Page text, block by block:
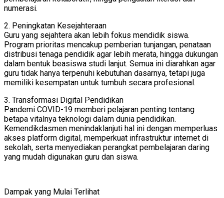
numerasi.
2. Peningkatan Kesejahteraan
Guru yang sejahtera akan lebih fokus mendidik siswa.
Program prioritas mencakup pemberian tunjangan, penataan
distribusi tenaga pendidik agar lebih merata, hingga dukungan
dalam bentuk beasiswa studi lanjut. Semua ini diarahkan agar
guru tidak hanya terpenuhi kebutuhan dasarnya, tetapi juga
memiliki kesempatan untuk tumbuh secara profesional.
3. Transformasi Digital Pendidikan
Pandemi COVID-19 memberi pelajaran penting tentang
betapa vitalnya teknologi dalam dunia pendidikan.
Kemendikdasmen menindaklanjuti hal ini dengan memperluas
akses platform digital, memperkuat infrastruktur internet di
sekolah, serta menyediakan perangkat pembelajaran daring
yang mudah digunakan guru dan siswa.
Dampak yang Mulai Terlihat